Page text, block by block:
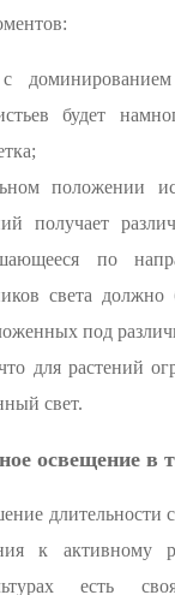
доминированием
будет
положении
получает
по
света должно
под
для растений
свет.
освещение в
длительности
к
есть